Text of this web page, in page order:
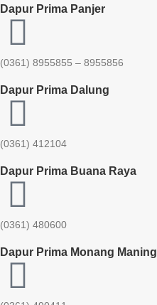
Dapur Prima Panjer
(0361) 8955855 – 8955856​
Dapur Prima Dalung
(0361) 412104
Dapur Prima Buana Raya
(0361) 480600
Dapur Prima Monang Maning